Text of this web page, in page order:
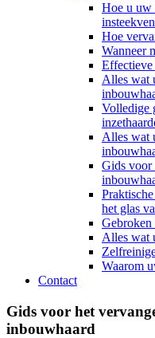
Hoe u uw
Hoe
Wanneer
Effectieve
Alles wat
Volledige
Alles wat
Gids voor
het glas
Gebroken
Alles wat
Waarom
Contact
Gids voor het
inbouwhaard